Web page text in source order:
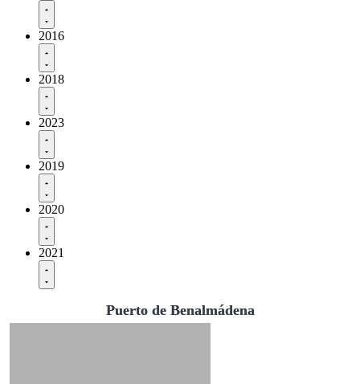
2016
2018
2023
2019
2020
2021
Puerto de Benalmádena